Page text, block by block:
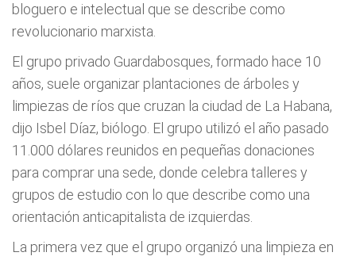
bloguero e intelectual que se describe como
revolucionario marxista.
El grupo privado Guardabosques, formado hace 10
años, suele organizar plantaciones de árboles y
limpiezas de ríos que cruzan la ciudad de La Habana,
dijo Isbel Díaz, biólogo. El grupo utilizó el año pasado
11.000 dólares reunidos en pequeñas donaciones
para comprar una sede, donde celebra talleres y
grupos de estudio con lo que describe como una
orientación anticapitalista de izquierdas.
La primera vez que el grupo organizó una limpieza en